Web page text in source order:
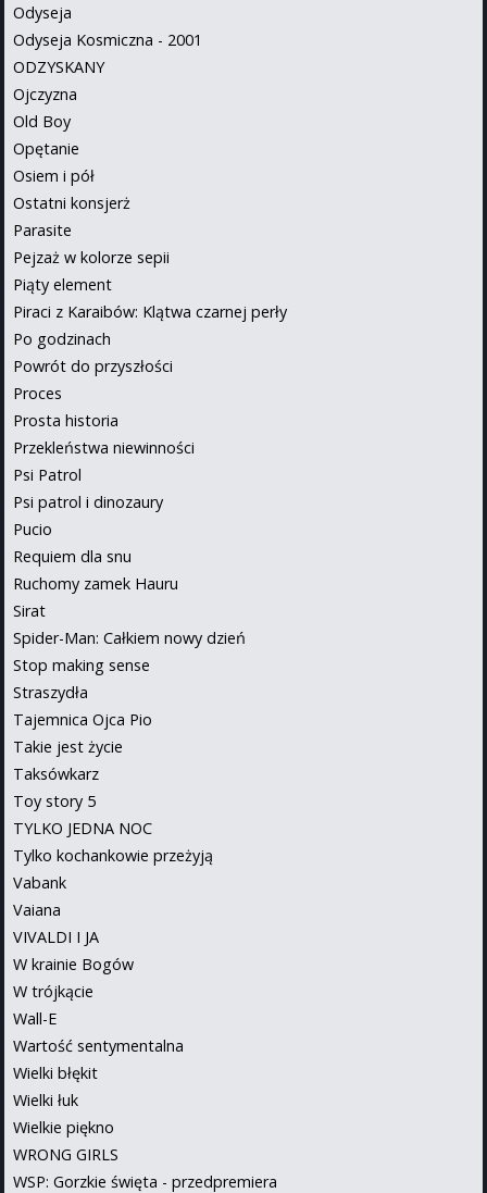
Odyseja
Odyseja Kosmiczna - 2001
ODZYSKANY
Ojczyzna
Old Boy
Opętanie
Osiem i pół
Ostatni konsjerż
Parasite
Pejzaż w kolorze sepii
Piąty element
Piraci z Karaibów: Klątwa czarnej perły
Po godzinach
Powrót do przyszłości
Proces
Prosta historia
Przekleństwa niewinności
Psi Patrol
Psi patrol i dinozaury
Pucio
Requiem dla snu
Ruchomy zamek Hauru
Sirat
Spider-Man: Całkiem nowy dzień
Stop making sense
Straszydła
Tajemnica Ojca Pio
Takie jest życie
Taksówkarz
Toy story 5
TYLKO JEDNA NOC
Tylko kochankowie przeżyją
Vabank
Vaiana
VIVALDI I JA
W krainie Bogów
W trójkącie
Wall-E
Wartość sentymentalna
Wielki błękit
Wielki łuk
Wielkie piękno
WRONG GIRLS
WSP: Gorzkie święta - przedpremiera